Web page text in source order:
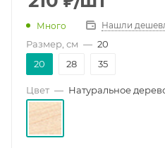
Много Нашли
Размер, см — 20
20
28 35
Цвет — Натуральное